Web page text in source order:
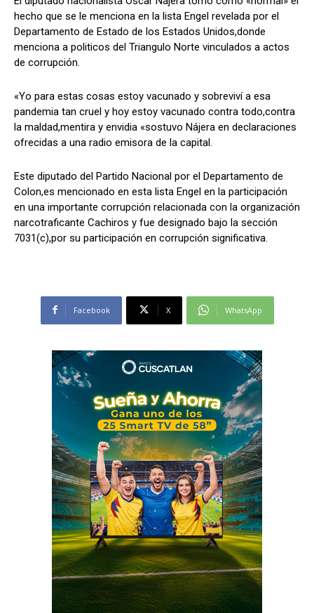
Facebook X WhatsApp
Síganos
Facebook X WhatsApp
Síganos
hecho que se le menciona en la lista Engel revelada por el
Departamento de Estado de los Estados Unidos,donde
menciona a politicos del Triangulo Norte vinculados a actos
de corrupción.
«Yo para estas cosas estoy vacunado y sobreviví a esa
pandemia tan cruel y hoy estoy vacunado contra todo,contra
la maldad,mentira y envidia «sostuvo Nájera en declaraciones
ofrecidas a una radio emisora de la capital.
Este diputado del Partido Nacional por el Departamento de
Colon,es mencionado en esta lista Engel en la participación
en una importante corrupción relacionada con la organización
narcotraficante Cachiros y fue designado bajo la sección
7031(c),por su participación en corrupción significativa.
Facebook X WhatsApp